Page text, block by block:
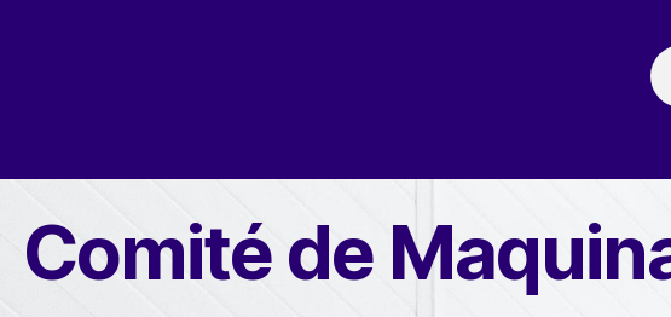
Comité de